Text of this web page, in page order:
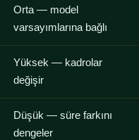
Orta — model
varsayımlarına bağlı
Yüksek — kadrolar
değişir
Düşük — süre farkını
dengeler